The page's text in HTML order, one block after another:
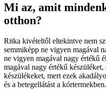
Mi az, amit
otthon?
Ritka kivételtől eltekintve nem
semmiképp ne vigyen magával
ne vigyen magával nagy értékű
magával nagy értékű
készülékeket, mert ezek
és a betegellátást a kórtermekben.